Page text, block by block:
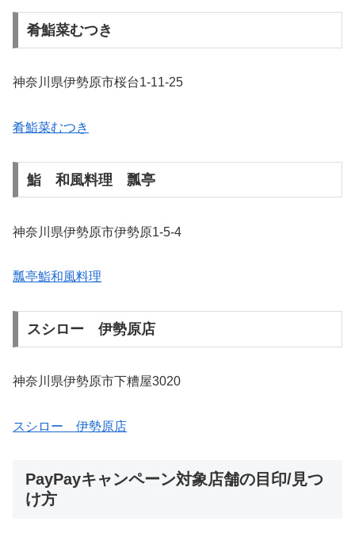
肴鮨菜むつき
神奈川県伊勢原市桜台1-11-25
肴鮨菜むつき
鮨 和風料理 瓢亭
神奈川県伊勢原市伊勢原1-5-4
瓢亭鮨和風料理
スシロー 伊勢原店
神奈川県伊勢原市下糟屋3020
スシロー 伊勢原店
PayPayキャンペーン対象店舗の目印/見つ
け方